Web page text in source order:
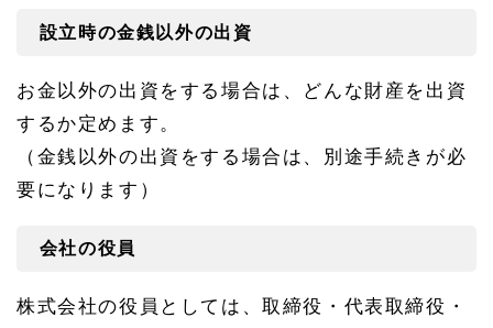
設立時の金銭以外の出資
お金以外の出資をする場合は、どんな財産を出資
するか定めます。
（金銭以外の出資をする場合は、別途手続きが必
要になります）
会社の役員
株式会社の役員としては、取締役・代表取締役・